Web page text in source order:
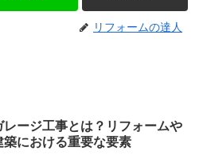
リフォームの達人
レージ工事とは？リフォームや
築における重要な要素